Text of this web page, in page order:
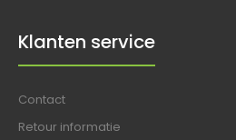
Klanten service
Contact
Retour informatie